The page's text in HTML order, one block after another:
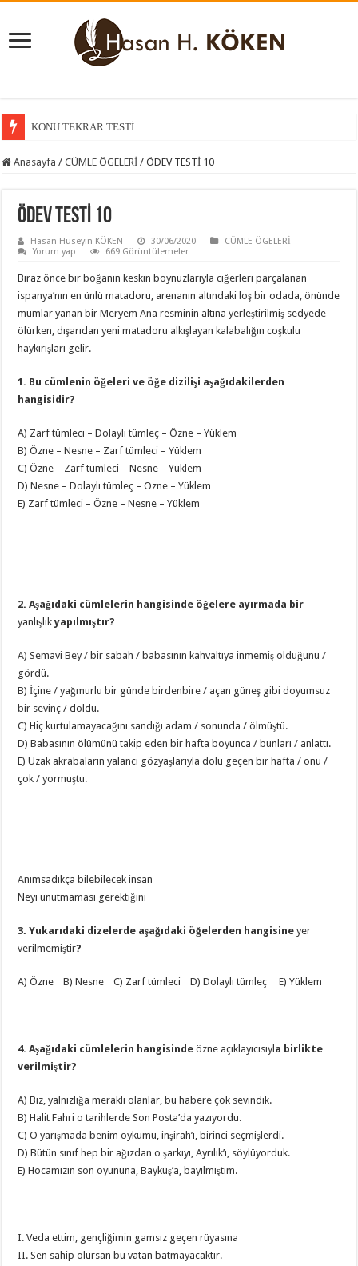
KONU TEKRAR TESTİ
Anasayfa / CÜMLE ÖGELERİ / ÖDEV TESTİ 10
ÖDEV TESTİ 10
Hasan Hüseyin KÖKEN 30/06/2020
CÜMLE ÖGELERİ
Yorum yap
669 Görüntülemeler
Biraz önce bir boğanın keskin boynuzlarıyla ciğerleri parçalanan
ispanya’nın en ünlü matadoru, arenanın altındaki loş bir odada, önünde
mumlar yanan bir Meryem Ana resminin altına yerleştirilmiş sedyede
ölürken, dışarıdan yeni matadoru alkışlayan kalabalığın coşkulu
haykırışları gelir.
1. Bu cümlenin öğeleri ve öğe dizilişi aşağıdakilerden
hangisidir?
A) Zarf tümleci – Dolaylı tümleç – Özne – Yüklem
B) Özne – Nesne – Zarf tümleci – Yüklem
C) Özne – Zarf tümleci – Nesne – Yüklem
D) Nesne – Dolaylı tümleç – Özne – Yüklem
E) Zarf tümleci – Özne – Nesne – Yüklem
2. Aşağıdaki cümlelerin hangisinde öğelere ayırmada bir
yanlışlıkyapılmıştır?
A) Semavi Bey / bir sabah / babasının kahvaltıya inmemiş olduğunu /
gördü.
B) İçine / yağmurlu bir günde birdenbire / açan güneş gibi doyumsuz
bir sevinç / doldu.
C) Hiç kurtulamayacağını sandığı adam / sonunda / ölmüştü.
D) Babasının ölümünü takip eden bir hafta boyunca / bunları / anlattı.
E) Uzak akrabaların yalancı gözyaşlarıyla dolu geçen bir hafta / onu /
çok / yormuştu.
Anımsadıkça bilebilecek insan
Neyi unutmaması gerektiğini
3. Yukarıdaki dizelerde aşağıdaki öğelerden hangisineyer
verilmemiştir?
A) Özne B) Nesne C) Zarf tümleci D) Dolaylı tümleç E) Yüklem
4. Aşağıdaki cümlelerin hangisindeözne açıklayıcısıyl a birlikte
verilmiştir?
A) Biz, yalnızlığa meraklı olanlar, bu habere çok sevindik.
B) Halit Fahri o tarihlerde Son Posta’da yazıyordu.
C) O yarışmada benim öykümü, inşirah’ı, birinci seçmişlerdi.
D) Bütün sınıf hep bir ağızdan o şarkıyı, Ayrılık’ı, söylüyorduk.
E) Hocamızın son oyununa, Baykuş’a, bayılmıştım.
I. Veda ettim, gençliğimin gamsız geçen rüyasına
II. Sen sahip olursan bu vatan batmayacaktır.